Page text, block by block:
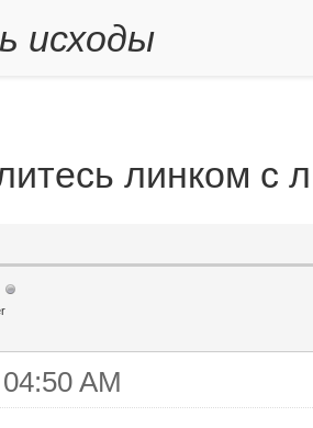
исходы
линком с
AM